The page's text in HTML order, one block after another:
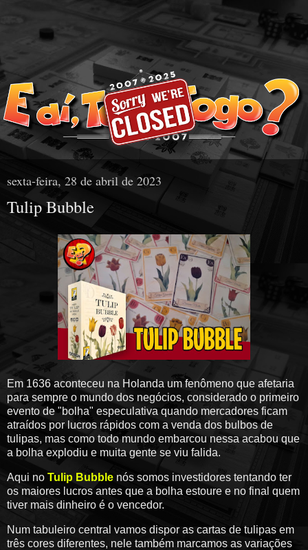
sexta-feira, 28 de abril de 2023
Tulip Bubble
Em 1636 aconteceu na Holanda um fenômeno que afetaria
para sempre o mundo dos negócios, considerado o primeiro
evento de "bolha" especulativa quando mercadores ficam
atraídos por lucros rápidos com a venda dos bulbos de
tulipas, mas como todo mundo embarcou nessa acabou que
a bolha explodiu e muita gente se viu falida.
Aqui no Tulip Bubble nós somos investidores tentando ter
os maiores lucros antes que a bolha estoure e no final quem
tiver mais dinheiro é o vencedor.
Num tabuleiro central vamos dispor as cartas de tulipas em
três cores diferentes, nele também marcamos as variações